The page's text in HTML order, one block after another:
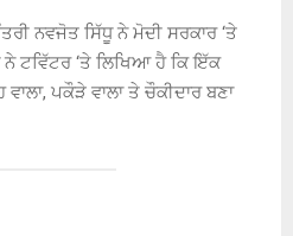
ਨਵਜੋਤ ਸਿੱਧੂ ਨੇ ਮੋਦੀ ਸਰਕਾਰ ‘ਤੇ
ਨੇ ਟਵਿੱਟਰ ‘ਤੇ ਲਿਖਿਆ ਹੈ ਕਿ ਇੱਕ
ਪਕੌੜੇ ਵਾਲਾ ਤੇ ਚੌਕੀਦਾਰ ਬਣਾ